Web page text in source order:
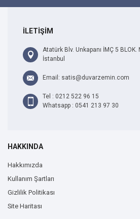
İLETİŞİM
Atatürk Blv. Unkapanı İMÇ 5
İstanbul
Email: satis@duvarzemin.com
Tel : 0212 522 96 15
Whatsapp : 0541 213 97 30
HAKKINDA
Hakkımızda
Kullanım Şartları
Gizlilik Politikası
Site Haritası